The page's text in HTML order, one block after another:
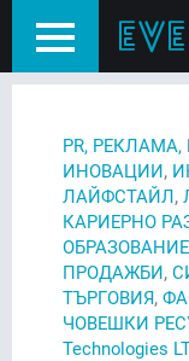
PR,
ИНОВАЦИИ,
ЛАЙФСТАЙЛ,
КАРИЕРНО
ОБРАЗОВАНИЕ
ПРОДАЖБИ,
ТЪРГОВИЯ,
ЧОВЕШКИ
Technologies